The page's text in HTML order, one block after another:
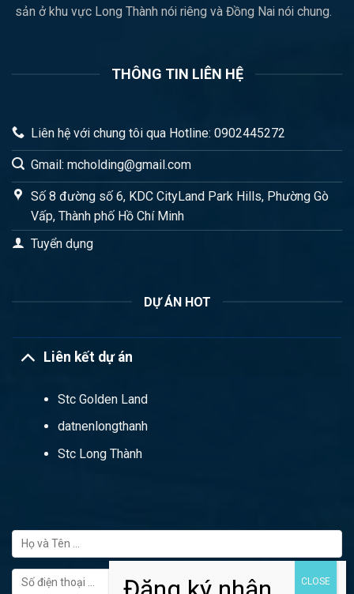
sản ở khu vực Long Thành nói riêng và Đồng Nai nói chung.
THÔNG TIN LIÊN HỆ
Liên hệ với chung tôi qua Hotline: 0902445272
Gmail: mcholding@gmail.com
Số 8 đường số 6, KDC CityLand Park Hills, Phường Gò
Vấp, Thành phố Hồ Chí Minh
Tuyển dụng
DỰ ÁN HOT
Liên kết dự án
Stc Golden Land
datnenlongthanh
Stc Long Thành
FORM ĐĂNG KÝ TƯ VẤN